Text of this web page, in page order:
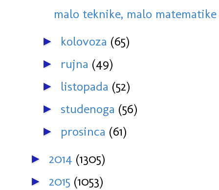
malo teknike, malo matematike
► kolovoza (65)
► rujna (49)
► listopada (52)
► studenoga (56)
► prosinca (61)
► 2014 (1305)
► 2015 (1053)